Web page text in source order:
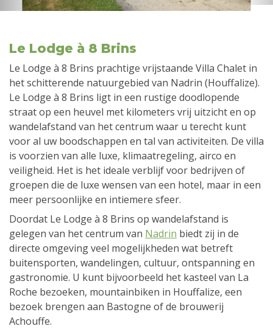
Le Lodge à 8 Brins
Le Lodge à 8 Brins prachtige vrijstaande Villa Chalet in
het schitterende natuurgebied van Nadrin (Houffalize).
Le Lodge à 8 Brins ligt in een rustige doodlopende
straat op een heuvel met kilometers vrij uitzicht en op
wandelafstand van het centrum waar u terecht kunt
voor al uw boodschappen en tal van activiteiten. De villa
is voorzien van alle luxe, klimaatregeling, airco en
veiligheid. Het is het ideale verblijf voor bedrijven of
groepen die de luxe wensen van een hotel, maar in een
meer persoonlijke en intiemere sfeer.
Doordat Le Lodge à 8 Brins op wandelafstand is
gelegen van het centrum van Nadrin biedt zij in de
directe omgeving veel mogelijkheden wat betreft
buitensporten, wandelingen, cultuur, ontspanning en
gastronomie. U kunt bijvoorbeeld het kasteel van La
Roche bezoeken, mountainbiken in Houffalize, een
bezoek brengen aan Bastogne of de brouwerij
Achouffe.